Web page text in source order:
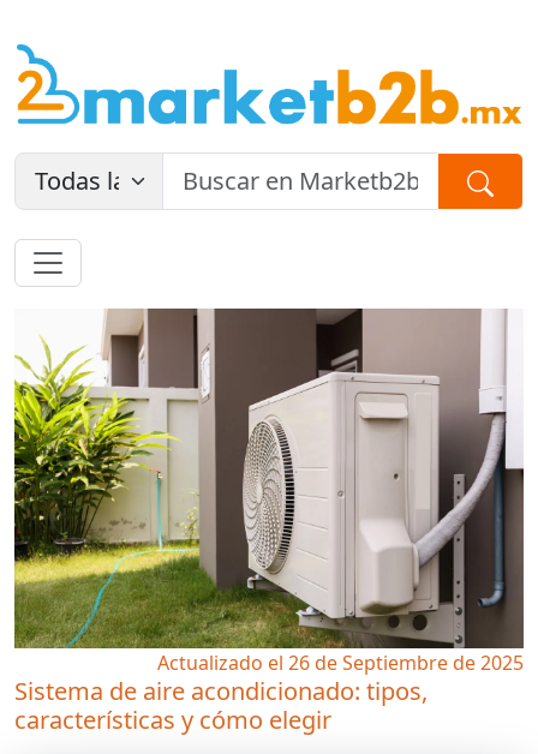
Actualizado el 26 de Septiembre de 2025
Sistema de aire acondicionado: tipos,
características y cómo elegir